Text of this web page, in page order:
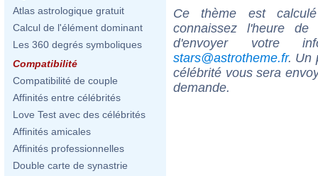
Atlas astrologique gratuit
Calcul de l'élément dominant
Les 360 degrés symboliques
Compatibilité
Compatibilité de couple
Affinités entre célébrités
Love Test avec des célébrités
Affinités amicales
Affinités professionnelles
Double carte de synastrie
Ce thème est
connaissez l'heure
d'envoyer votre
stars@astrotheme.fr. Un
célébrité vous sera
demande.